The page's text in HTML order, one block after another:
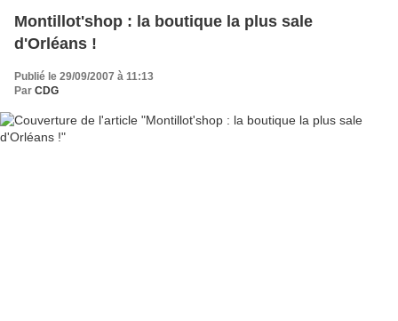
Montillot'shop : la boutique la plus sale
d'Orléans !
Publié le 29/09/2007 à 11:13
Par CDG